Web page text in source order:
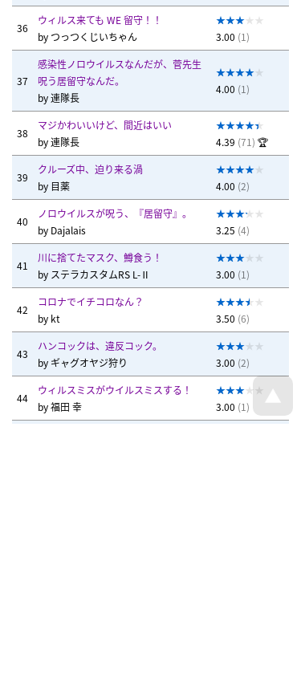
36
ウィルス来ても WE 留守！！
by つっつくじいちゃん 3.00 (1)
37
感染性ノロウイルスなんだが、菅先生
呪う居留守なんだ。
by連隊長
4.00 (1)
38
マジかわいいけど、間近はいい
by連隊長 4.39 (71) 🏆
39
クルーズ中、迫り来る渦
by 目薬 4.00 (2)
40
ノロウイルスが呪う、『居留守』。
by Dajalais 3.25 (4)
41
川に捨てたマスク、鱒食う！
by ステラカスタムRS L-Ⅱ 3.00 (1)
42
コロナでイチコロなん？
by kt 3.50 (6)
43
ハンコックは、違反コック。
by ギャグオヤジ狩り 3.00 (2)
44
ウィルスミスがウイルスミスする！
by福田 幸 3.00 (1)